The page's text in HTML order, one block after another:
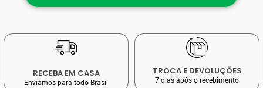
RECEBA EM CASA
Enviamos para todo Brasil
TROCA E DEVOLUÇÕES
7 dias após o recebimento